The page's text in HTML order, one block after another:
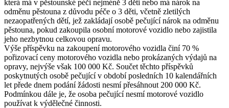
která má v pěstounské péči nejméně 3 děti nebo má nárok na
odměnu pěstouna z důvodu péče o 3 děti, včetně zletilých
nezaopatřených dětí, jež zakládají osobě pečující nárok na odměnu
pěstouna, pokud zakoupila osobní motorové vozidlo nebo zajistila
jeho nezbytnou celkovou opravu.
Výše příspěvku na zakoupení motorového vozidla činí 70 %
pořizovací ceny motorového vozidla nebo prokázaných výdajů na
opravy, nejvýše však 100 000 Kč. Součet těchto příspěvků
poskytnutých osobě pečující v období posledních 10 kalendářních
let přede dnem podání žádosti nesmí přesáhnout 200 000 Kč.
Podmínkou dále je, že osoba pečující nesmí motorové vozidlo
používat k výdělečné činnosti.